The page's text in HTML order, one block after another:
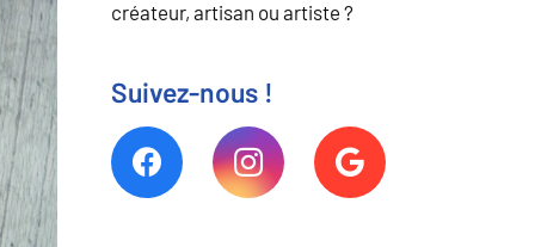
créateur, artisan ou artiste ?
Suivez-nous !